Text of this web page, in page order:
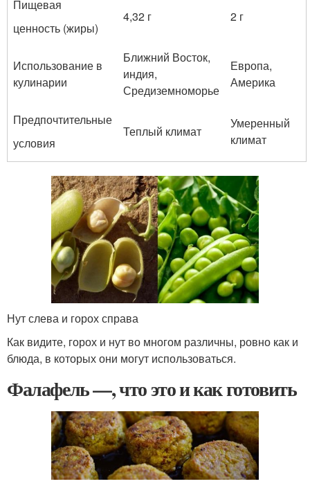
Пищевая
ценность (жиры)
4,32 г 2 г
Использование в
кулинарии
Ближний Восток,
индия,
Средиземноморье
Европа,
Америка
Предпочтительные
условия
Теплый климат
Умеренный
климат
Нут слева и горох справа
Как видите, горох и нут во многом различны, ровно как и
блюда, в которых они могут использоваться.
Фалафель —, что это и как готовить